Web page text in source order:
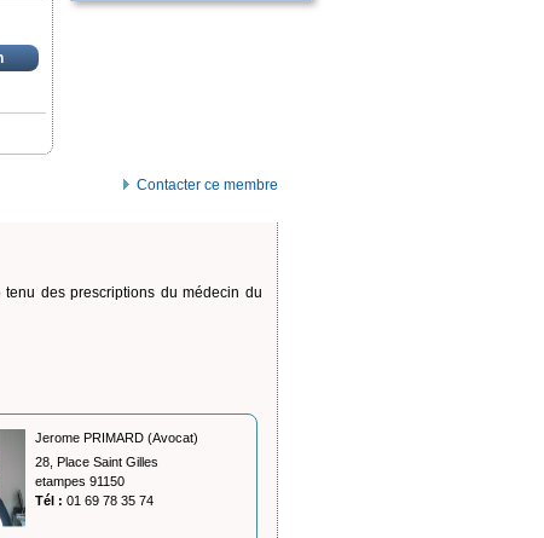
Contacter ce membre
des prescriptions du médecin du
Jerome PRIMARD (Avocat)
28, Place Saint Gilles
etampes 91150
Tél : 01 69 78 35 74